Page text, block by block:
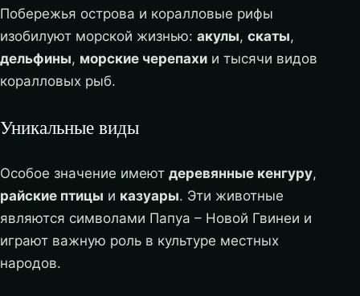
Побережья острова и коралловые рифы
изобилуют морской жизнью: акулы, скаты,
дельфины, морские черепахи и тысячи видов
коралловых рыб.
Уникальные виды
Особое значение имеют деревянные кенгуру,
райские птицы и казуары. Эти животные
являются символами Папуа – Новой Гвинеи и
играют важную роль в культуре местных
народов.